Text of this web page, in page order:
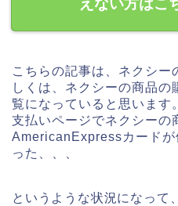
えない方はこ
こちらの記事は、ネクシー
しくは、ネクシーの商品
覧になっていると思います
支払いページでネクシーの
AmericanExpressカードが
った、、、
というような状況になって